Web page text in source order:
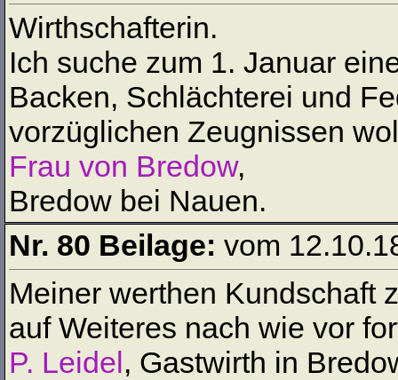
Wirthschafterin.
Ich suche zum 1. Januar
Backen, Schlächterei und
vorzüglichen Zeugnissen
Frau von Bredow,
Bredow bei Nauen.
Nr. 80 Beilage: vom
Meiner werthen Kundschaft
auf Weiteres nach wie vor
P. Leidel, Gastwirth in